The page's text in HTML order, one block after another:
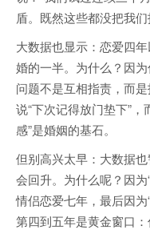
盾。既然这些都没把我
大数据也显示：恋爱四
婚的一半。为什么？因
问题不是互相指责，而
说“下次记得放门垫下”，
感”是婚姻的基石。
但别高兴太早：大数据
会回升。为什么呢？因
情侣恋爱七年，最后因为
第四到五年是黄金窗口